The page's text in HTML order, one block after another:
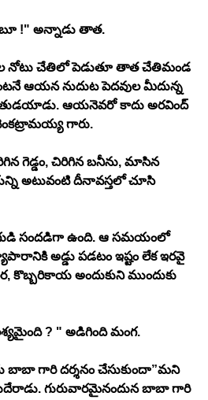
!" అన్నాడు తాత.
నోటు చేతిలో పెడుతూ తాత చేతిమండ
ఆయన నుదుట పెదవుల మీదున్న
ఆయనెవరో కాదు అరవింద్
గారు.
గెడ్డం, చిరిగిన బనీను, మాసిన
అటువంటి దీనావస్తలో చూసి
సందడిగా ఉంది. ఆ సమయంలో
అడ్డు పడటం ఇష్టం లేక ఇరవై
కొబ్బరికాయ అందుకుని ముందుకు
? " అడిగింది మంగ.
బాబా గారి దర్శనం చేసుకుందా”మని
గురువారమైనందున బాబా గారి